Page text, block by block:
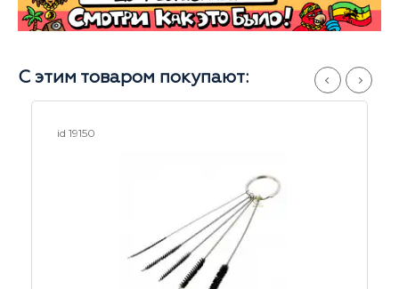
С этим товаром покупают: